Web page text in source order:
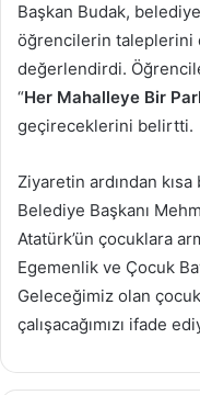
Başkan Budak,
öğrencilerin taleplerini
değerlendirdi.
“Her Mahalleye Bir
geçireceklerini belirtti.
Ziyaretin ardından
Belediye Başkanı
Atatürk’ün çocuklara
Egemenlik ve Çocuk
Geleceğimiz olan
çalışacağımızı ifade